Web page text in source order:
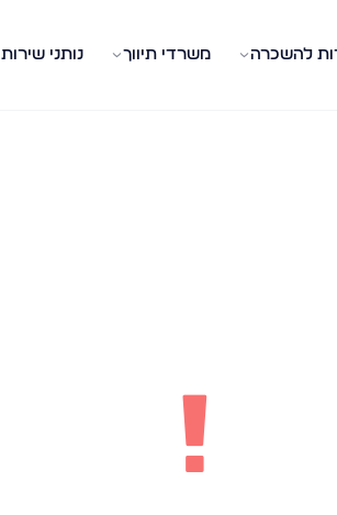
להשכרה משרדי תיווך נותני שירות
!